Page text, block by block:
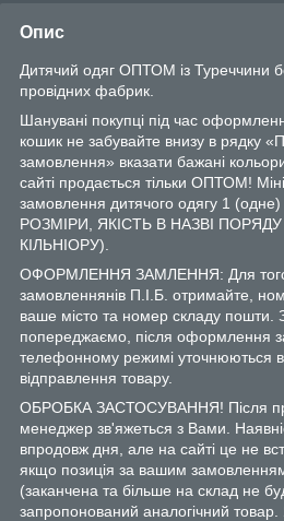
Опис
Дитячий одяг ОПТОМ із Туреччини
провідних фабрик.
Шанувані покупці під час
кошик не забувайте внизу в рядку
замовлення» вказати бажані
сайті продається тільки ОПТОМ!
замовлення дитячого одягу 1
РОЗМІРИ, ЯКІСТЬ В НАЗВІ
КІЛЬНІОРУ).
ОФОРМЛЕННЯ ЗАМЛЕННЯ: Для
замовленнянів П.І.Б. отримайте,
ваше місто та номер складу пошти.
попереджаємо, після оформлення
телефонному режимі уточнюються
відправлення товару.
ОБРОБКА ЗАСТОСУВАННЯ! Після
менеджер зв'яжеться з Вами.
впродовж дня, але на сайті це не
якщо позиція за вашим
(заканчена та більше на склад не
запропонований аналогічний